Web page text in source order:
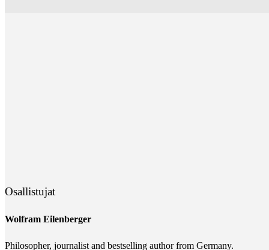
Osallistujat
Wolfram Eilenberger
Philosopher, journalist and bestselling author from Germany.